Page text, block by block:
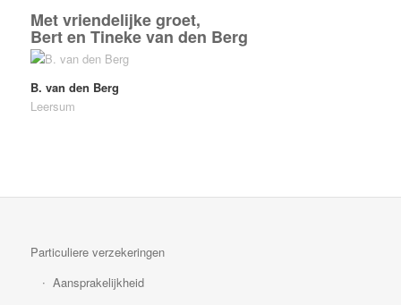
Met vriendelijke groet,
Bert en Tineke van den Berg
B. van den Berg
Leersum
Particuliere verzekeringen
Aansprakelijkheid